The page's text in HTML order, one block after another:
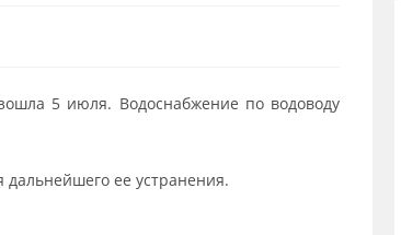
5 июля. Водоснабжение по водоводу
ее устранения.